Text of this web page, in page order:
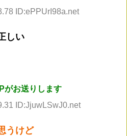
ID:ePPUrI98a.net
しい
がお送りします
ID:JjuwLSwJ0.net
うけど